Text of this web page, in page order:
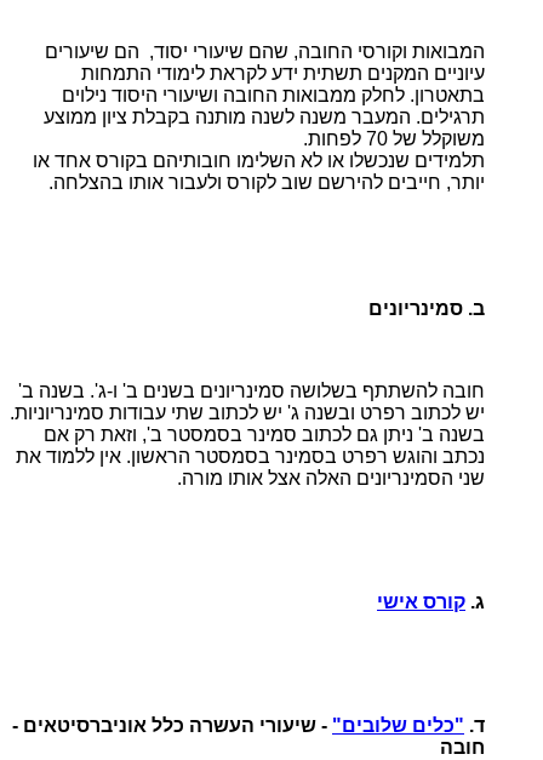
המבואות וקורסי החובה, שהם שיעורי יסוד, הם שיעורים
עיוניים המקנים תשתית ידע לקראת לימודי התמחות
בתאטרון. לחלק ממבואות החובה ושיעורי היסוד נילוים
תרגילים. המעבר משנה לשנה מותנה בקבלת ציון ממוצע
משוקלל של 70 לפחות.
תלמידים שנכשלו או לא השלימו חובותיהם בקורס אחד או
יותר, חייבים להירשם שוב לקורס ולעבור אותו בהצלחה.
ב. סמינריונים
חובה להשתתף בשלושה סמינריונים בשנים ב' ו-ג'. בשנה ב'
יש לכתוב רפרט ובשנה ג' יש לכתוב שתי עבודות סמינריוניות.
בשנה ב' ניתן גם לכתוב סמינר בסמסטר ב', וזאת רק אם
נכתב והוגש רפרט בסמינר בסמסטר הראשון. אין ללמוד את
שני הסמינריונים האלה אצל אותו מורה.
ג. קורס אישי
ד. "כלים שלובים" - שיעורי העשרה כלל אוניברסיטאים -
חובה